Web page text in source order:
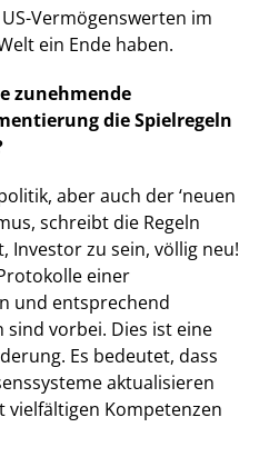
Vermögenswerten im
ein Ende haben.
zunehmende
die Spielregeln
aber auch der ‘neuen
schreibt die Regeln
Investor zu sein, völlig neu!
einer
und entsprechend
sind vorbei. Dies ist eine
Es bedeutet, dass
aktualisieren
vielfältigen Kompetenzen